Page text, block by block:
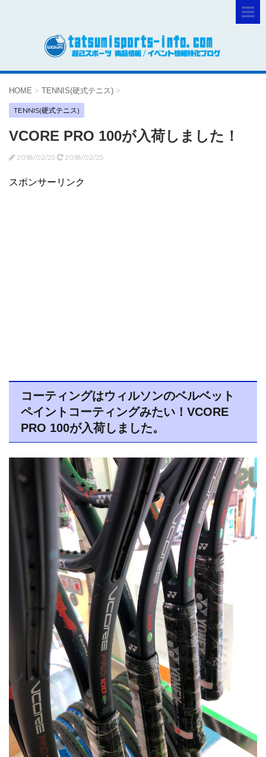
HOME > TENNIS(硬式テニス) >
TENNIS(硬式テニス)
VCORE PRO 100が入荷しました！
2018/02/25 2018/02/25
スポンサーリンク
コーティングはウィルソンのベルベット
ペイントコーティングみたい！VCORE
PRO 100が入荷しました。